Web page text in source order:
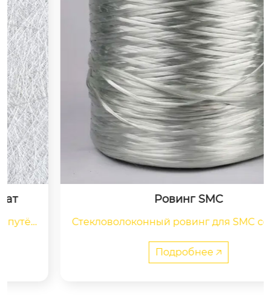
Ровинг SMC
Стекловолоконный ровинг для SMC совмести
рной смолами. Основные области применени
я включают производство автомобильных дет
Подробнее 🡥